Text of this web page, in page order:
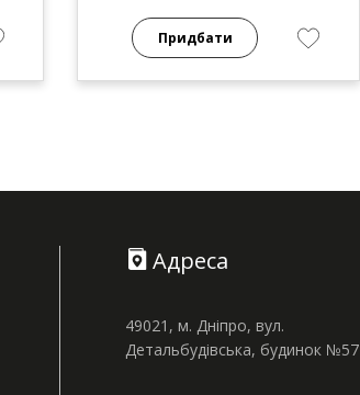
Придбати
Адреса
49021, м. Дніпро, вул.
Детальбудівська, будинок №57